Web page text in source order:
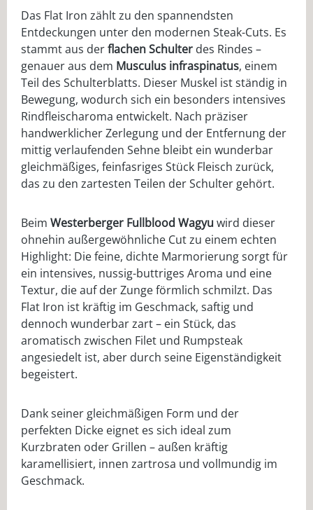
Das Flat Iron zählt zu den spannendsten
Entdeckungen unter den modernen Steak-Cuts. Es
stammt aus derflachen Schulter des Rindes –
genauer aus dem Musculus infraspinatus, einem
Teil des Schulterblatts. Dieser Muskel ist ständig in
Bewegung, wodurch sich ein besonders intensives
Rindfleischaroma entwickelt. Nach präziser
handwerklicher Zerlegung und der Entfernung der
mittig verlaufenden Sehne bleibt ein wunderbar
gleichmäßiges, feinfasriges Stück Fleisch zurück,
das zu den zartesten Teilen der Schulter gehört.
Beim Westerberger Fullblood Wagyu wird dieser
ohnehin außergewöhnliche Cut zu einem echten
Highlight: Die feine, dichte Marmorierung sorgt für
ein intensives, nussig-buttriges Aroma und eine
Textur, die auf der Zunge förmlich schmilzt. Das
Flat Iron ist kräftig im Geschmack, saftig und
dennoch wunderbar zart – ein Stück, das
aromatisch zwischen Filet und Rumpsteak
angesiedelt ist, aber durch seine Eigenständigkeit
begeistert.
Dank seiner gleichmäßigen Form und der
perfekten Dicke eignet es sich ideal zum
Kurzbraten oder Grillen – außen kräftig
karamellisiert, innen zartrosa und vollmundig im
Geschmack.